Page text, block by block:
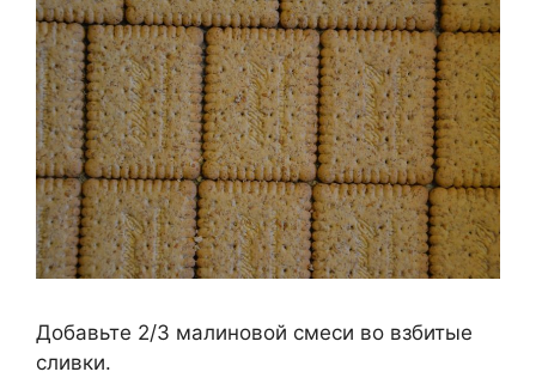
Добавьте 2/3 малиновой смеси во взбитые
сливки.